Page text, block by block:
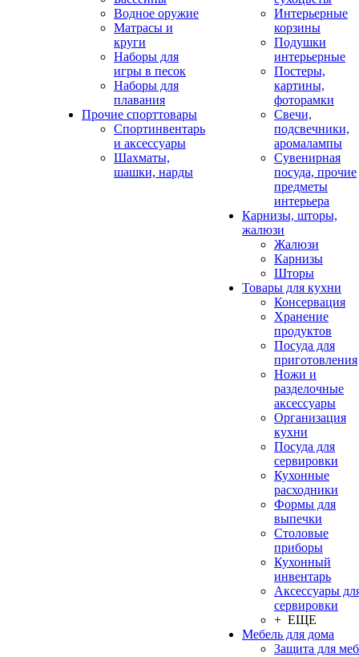
Водное оружие
Матрасы и
круги
Наборы для
игры в песок
Наборы для
плавания
Прочие спорттовары
Спортинвентарь
и аксессуары
Шахматы,
шашки, нарды
Интерьерные
корзины
Подушки
интерьерные
Постеры,
картины,
фоторамки
Свечи,
подсвечники,
аромалампы
Сувенирная
посуда, прочие
предметы
интерьера
Карнизы, шторы,
жалюзи
Жалюзи
Карнизы
Шторы
Товары для кухни
Консервация
Хранение
продуктов
Посуда для
приготовления
Ножи и
разделочные
аксессуары
Организация
кухни
Посуда для
сервировки
Кухонные
расходники
Формы для
выпечки
Столовые
приборы
Кухонный
инвентарь
Аксессуары
сервировки
+ ЕЩЕ
Мебель для дома
Защита для